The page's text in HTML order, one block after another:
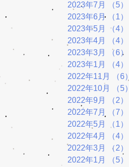
2023年7月
（5）
2023年6月
（1）
2023年5月
（4）
2023年4月
（4）
2023年3月
（6）
2023年1月
（4）
2022年11月
（6）
2022年10月
（5）
2022年9月
（2）
2022年7月
（7）
2022年5月
（1）
2022年4月
（4）
2022年3月
（2）
2022年1月
（5）